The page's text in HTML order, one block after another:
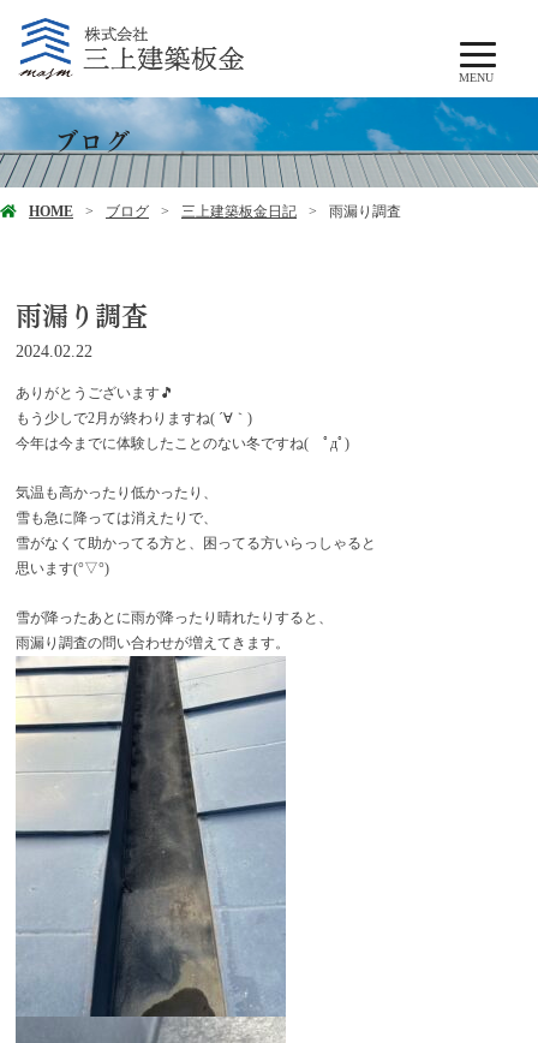
MENU
ブログ
HOME ブログ 三上建築板金日記 雨漏り調査
雨漏り調査
2024.02.22
ありがとうございます🎵
もう少しで2月が終わりますね( ´∀｀)
今年は今までに体験したことのない冬ですね( ﾟдﾟ)
気温も高かったり低かったり、
雪も急に降っては消えたりで、
雪がなくて助かってる方と、困ってる方いらっしゃると
思います(°▽°)
雪が降ったあとに雨が降ったり晴れたりすると、
雨漏り調査の問い合わせが増えてきます。